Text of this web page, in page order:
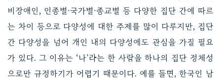
비장애인, 인종별·국가별·종교별 등 다양한 집단 간에 따르
는 차이 등으로 다양성에 대한 주제를 많이 다루지만, 집단
간 다양성을 넘어 개인 내의 다양성에도 관심을 가질 필요
가 있다. 그 이유는 ‘나’라는 한 사람을 하나의 집단 정체성
으로만 규정하기가 어렵기 때문이다. 예를 들면, 한국인 남